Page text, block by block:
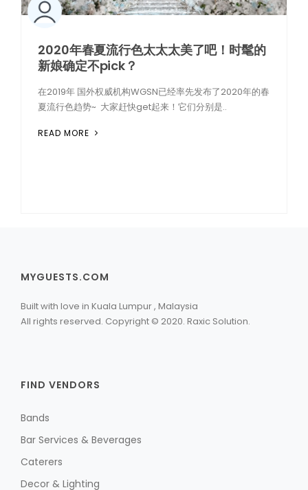
2020年春夏流行色太太太美了吧！时髦的
新娘确定不pick？
在2019年 国外权威机构WGSN已经率先发布了2020年的春
夏流行色趋势~ 大家赶快get起来！它们分别是..
READ MORE
MYGUESTS.COM
Built with love in Kuala Lumpur , Malaysia
All rights reserved. Copyright © 2020. Raxic Solution.
FIND VENDORS
Bands
Bar Services & Beverages
Caterers
Decor & Lighting